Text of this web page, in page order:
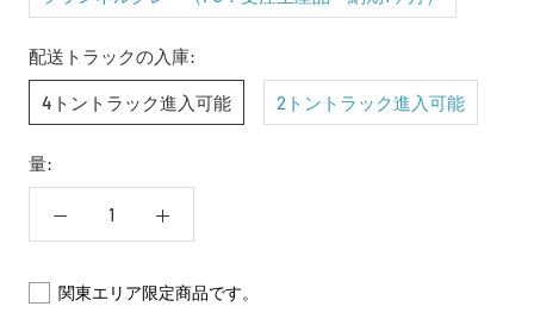
配送トラックの入庫:
4トントラック進入可能 2トントラック進入可能
量:
関東エリア限定商品です。